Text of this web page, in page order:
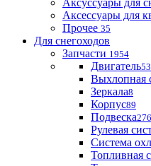
Аксуссуары для
Аксессуары для
Прочее 35
Для снегоходов
Запчасти 1954
Двигатель
Выхлопная
Зеркала8
Корпус89
Подвеска276
Рулевая
Система
Топливная